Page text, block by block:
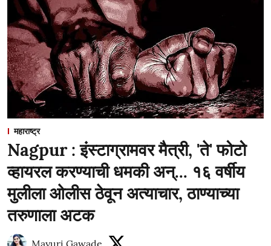
महाराष्ट्र
Nagpur : इंस्टाग्रामवर मैत्री, 'ते' फोटो
व्हायरल करण्याची धमकी अन्... १६ वर्षीय
मुलीला ओलीस ठेवून अत्याचार, ठाण्याच्या
तरुणाला अटक
Mayuri Gawade